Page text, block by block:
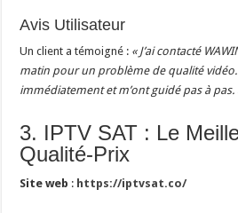
Avis Utilisateur
Un client a témoigné : « J’ai contacté
matin pour un problème de qualité
immédiatement et m’ont guidé pas à pas.
3. IPTV SAT : Le
Qualité-Prix
Site web : https://iptvsat.co/